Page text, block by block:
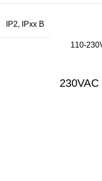
IP2, IPxx B